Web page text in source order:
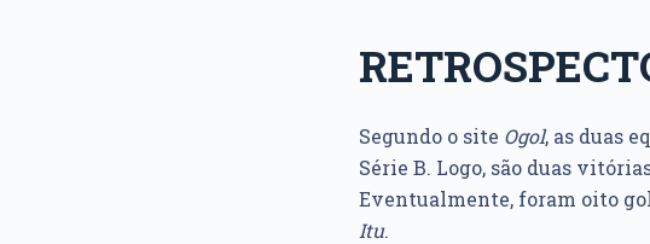
Segundo o site Ogol, as duas
Série B. Logo, são duas
Eventualmente, foram oito
Itu.